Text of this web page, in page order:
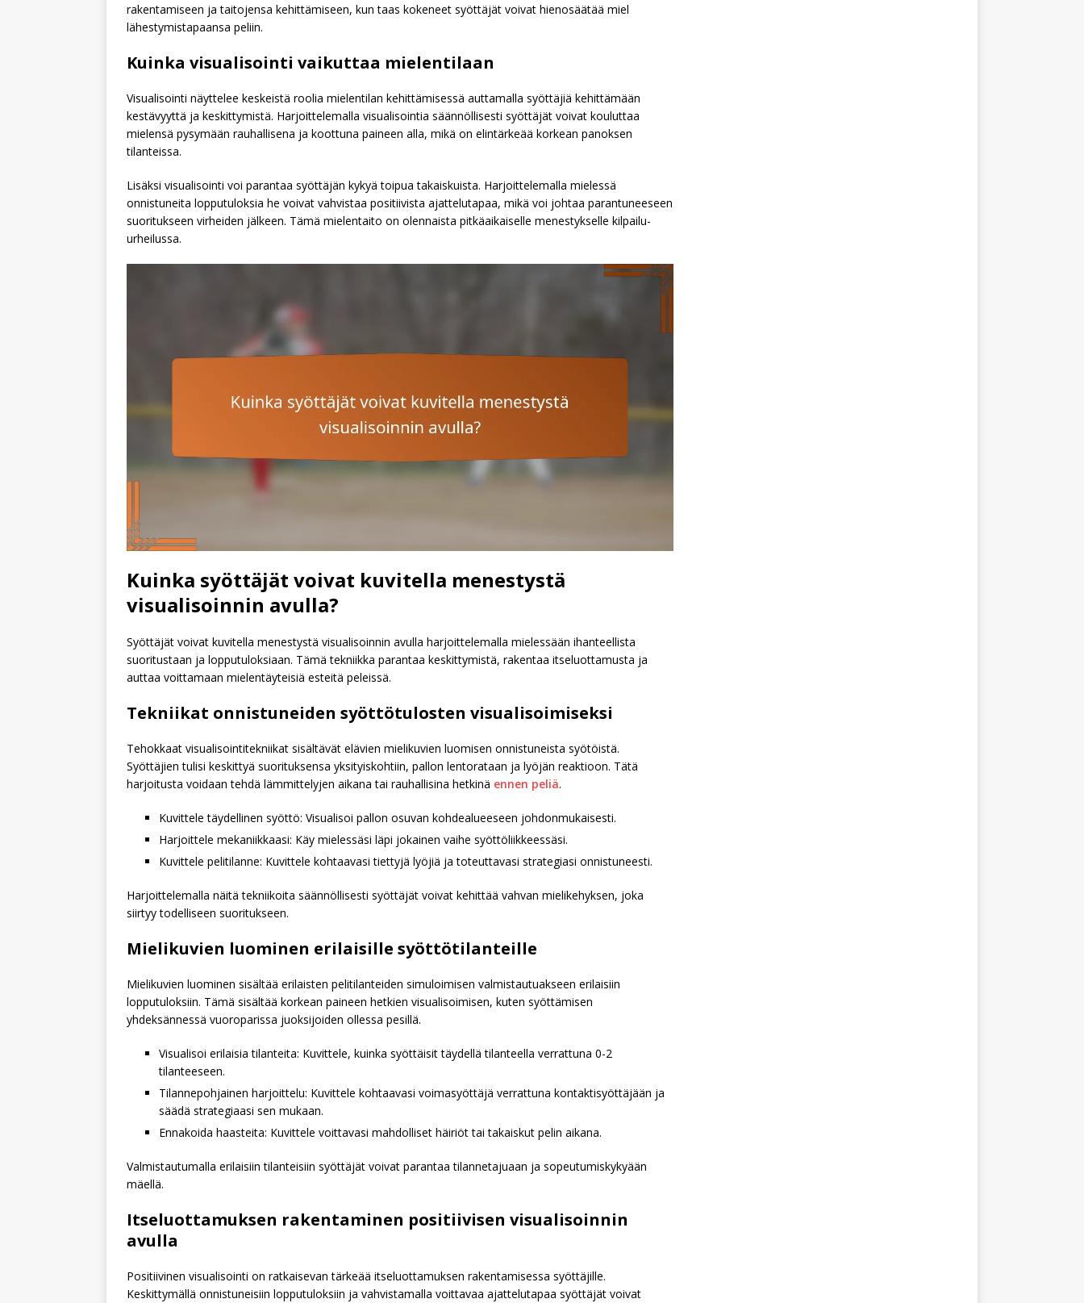
rakentamiseen ja taitojensa kehittämiseen, kun taas kokeneet syöttäjät voivat hienosäätää miel
lähestymistapaansa peliin.
Kuinka visualisointi vaikuttaa mielentilaan
Visualisointi näyttelee keskeistä roolia mielentilan kehittämisessä auttamalla syöttäjiä kehittämään
kestävyyttä ja keskittymistä. Harjoittelemalla visualisointia säännöllisesti syöttäjät voivat kouluttaa
mielensä pysymään rauhallisena ja koottuna paineen alla, mikä on elintärkeää korkean panoksen
tilanteissa.
Lisäksi visualisointi voi parantaa syöttäjän kykyä toipua takaiskuista. Harjoittelemalla mielessä
onnistuneita lopputuloksia he voivat vahvistaa positiivista ajattelutapaa, mikä voi johtaa parantuneeseen
suoritukseen virheiden jälkeen. Tämä mielentaito on olennaista pitkäaikaiselle menestykselle kilpailu-
urheilussa.
Kuinka syöttäjät voivat kuvitella menestystä
visualisoinnin avulla?
Syöttäjät voivat kuvitella menestystä visualisoinnin avulla harjoittelemalla mielessään ihanteellista
suoritustaan ja lopputuloksiaan. Tämä tekniikka parantaa keskittymistä, rakentaa itseluottamusta ja
auttaa voittamaan mielentäyteisiä esteitä peleissä.
Tekniikat onnistuneiden syöttötulosten visualisoimiseksi
Tehokkaat visualisointitekniikat sisältävät elävien mielikuvien luomisen onnistuneista syötöistä.
Syöttäjien tulisi keskittyä suorituksensa yksityiskohtiin, pallon lentorataan ja lyöjän reaktioon. Tätä
harjoitusta voidaan tehdä lämmittelyjen aikana tai rauhallisina hetkinä ennen peliä.
Kuvittele täydellinen syöttö: Visualisoi pallon osuvan kohdealueeseen johdonmukaisesti.
Harjoittele mekaniikkaasi: Käy mielessäsi läpi jokainen vaihe syöttöliikkeessäsi.
Kuvittele pelitilanne: Kuvittele kohtaavasi tiettyjä lyöjiä ja toteuttavasi strategiasi onnistuneesti.
Harjoittelemalla näitä tekniikoita säännöllisesti syöttäjät voivat kehittää vahvan mielikehyksen, joka
siirtyy todelliseen suoritukseen.
Mielikuvien luominen erilaisille syöttötilanteille
Mielikuvien luominen sisältää erilaisten pelitilanteiden simuloimisen valmistautuakseen erilaisiin
lopputuloksiin. Tämä sisältää korkean paineen hetkien visualisoimisen, kuten syöttämisen
yhdeksännessä vuoroparissa juoksijoiden ollessa pesillä.
Visualisoi erilaisia tilanteita: Kuvittele, kuinka syöttäisit täydellä tilanteella verrattuna 0-2
tilanteeseen.
Tilannepohjainen harjoittelu: Kuvittele kohtaavasi voimasyöttäjä verrattuna kontaktisyöttäjään ja
säädä strategiaasi sen mukaan.
Ennakoida haasteita: Kuvittele voittavasi mahdolliset häiriöt tai takaiskut pelin aikana.
Valmistautumalla erilaisiin tilanteisiin syöttäjät voivat parantaa tilannetajuaan ja sopeutumiskykyään
mäellä.
Itseluottamuksen rakentaminen positiivisen visualisoinnin
avulla
Positiivinen visualisointi on ratkaisevan tärkeää itseluottamuksen rakentamisessa syöttäjille.
Keskittymällä onnistuneisiin lopputuloksiin ja vahvistamalla voittavaa ajattelutapaa syöttäjät voivat